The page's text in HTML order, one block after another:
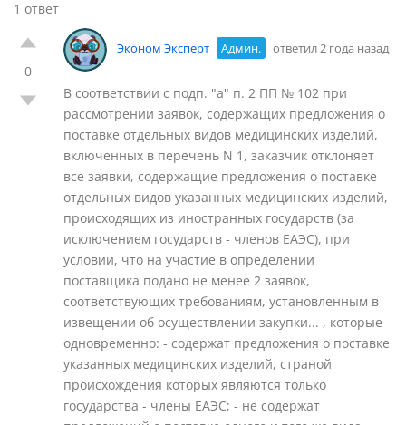
1 ответ
0
Эконом Эксперт Админ. ответил 2 года назад
В соответствии с подп. "а" п. 2 ПП № 102 при
рассмотрении заявок, содержащих предложения о
поставке отдельных видов медицинских изделий,
включенных в перечень N 1, заказчик отклоняет
все заявки, содержащие предложения о поставке
отдельных видов указанных медицинских изделий,
происходящих из иностранных государств (за
исключением государств - членов ЕАЭС), при
условии, что на участие в определении
поставщика подано не менее 2 заявок,
соответствующих требованиям, установленным в
извещении об осуществлении закупки... , которые
одновременно: - содержат предложения о поставке
указанных медицинских изделий, страной
происхождения которых являются только
государства - члены ЕАЭС; - не содержат